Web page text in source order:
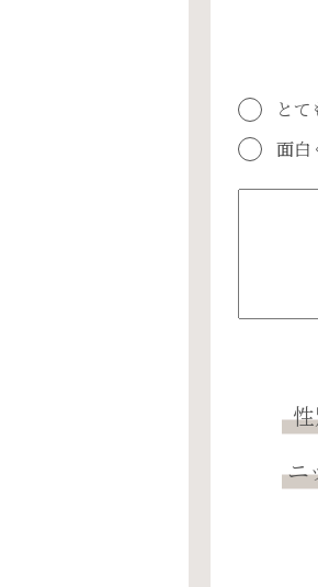
と
面白
ニ